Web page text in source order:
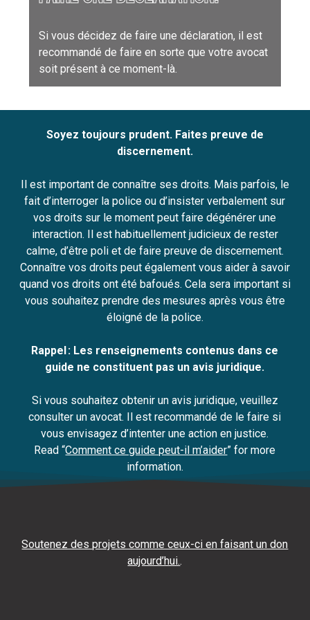
Si vous décidez de faire une déclaration, il est
recommandé de faire en sorte que votre avocat
soit présent à ce moment-là.
Soyez toujours prudent. Faites preuve de
discernement.
Il est important de connaître ses droits. Mais parfois, le
fait d’interroger la police ou d’insister verbalement sur
vos droits sur le moment peut faire dégénérer une
interaction. Il est habituellement judicieux de rester
calme, d’être poli et de faire preuve de discernement.
Connaître vos droits peut également vous aider à savoir
quand vos droits ont été bafoués. Cela sera important si
vous souhaitez prendre des mesures après vous être
éloigné de la police.
Rappel : Les renseignements contenus dans ce
guide ne constituent pas un avis juridique.
Si vous souhaitez obtenir un avis juridique, veuillez
consulter un avocat. Il est recommandé de le faire si
vous envisagez d’intenter une action en justice.
Read “Comment ce guide peut-il m’aider” for more
information.
Soutenez des projets comme ceux-ci en faisant un don
aujourd’hui..